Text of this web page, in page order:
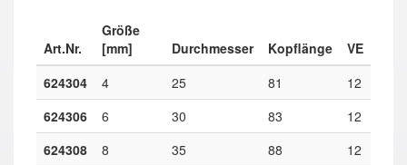
Art.Nr.
Größe
[mm]
Durchmesser Kopflänge
VE
624304
4 25 81
12
624306
6 30 83
12
624308
8 35 88
12